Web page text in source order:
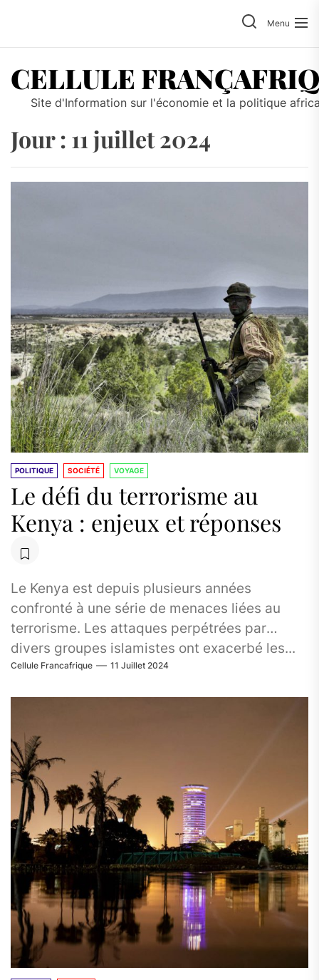
Menu
CELLULE
Site d'Information sur l'économie et la politique
Jour : 11 juillet 2024
POLITIQUE SOCIÉTÉ VOYAGE
Le défi du terrorisme au
Kenya : enjeux et réponses
Le Kenya est depuis plusieurs années
confronté à une série de menaces liées au
terrorisme. Les attaques perpétrées par
divers groupes islamistes ont exacerbé les...
Cellule Francafrique 11 Juillet 2024